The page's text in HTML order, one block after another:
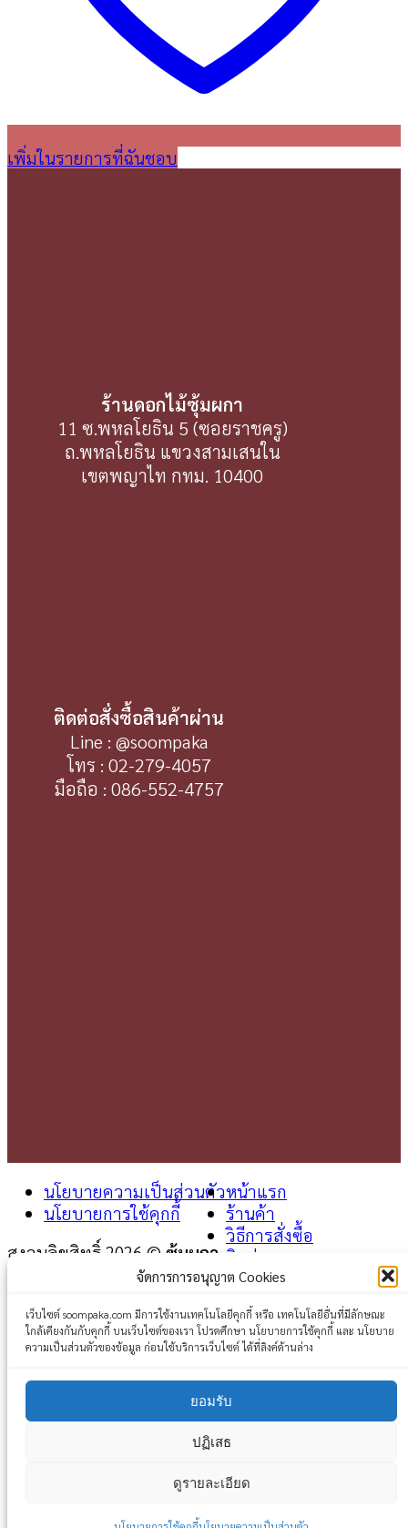
จัดการการอนุญาต Cookies
เว็บไซต์ soompaka.com มีการใช้งานเทคโนโลยีคุกกี้ หรือ เทคโนโลยีอื่นที่มีลักษณะ
ใกล้เคียงกันกับคุกกี้ บนเว็บไซต์ของเรา โปรดศึกษา นโยบายการใช้คุกกี้ และ นโยบาย
ความเป็นส่วนตัวของข้อมูล ก่อนใช้บริการเว็บไซต์ ได้ที่ลิงค์ด้านล่าง
ยอมรับ
ปฏิเสธ
ดูรายละเอียด
เพิ่มในรายการที่ฉันชอบ
ร้านดอกไม้ซุ้มผกา
11 ซ.พหลโยธิน 5 (ซอยราชครู)
ถ.พหลโยธิน แขวงสามเสนใน
เขตพญาไท กทม. 10400
ติดต่อสั่งซื้อสินค้าผ่าน
Line : @soompaka
โทร : 02-279-4057
มือถือ : 086-552-4757
นโยบายความเป็นส่วนตัว
นโยบายการใช้คุกกี้
สงวนลิขสิทธิ์ 2026 © ซุ้มผกา
หน้าแรก
ร้านค้า
วิธีการสั่งซื้อ
ติดต่อเรา
Login
Username or email address*
Password*
Remember me